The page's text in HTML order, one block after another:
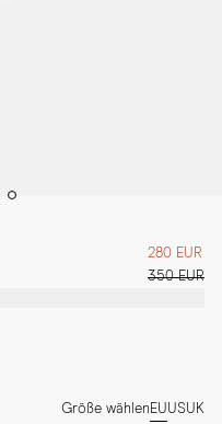
280 EUR
350 EUR
Größe wählenEUUSUK